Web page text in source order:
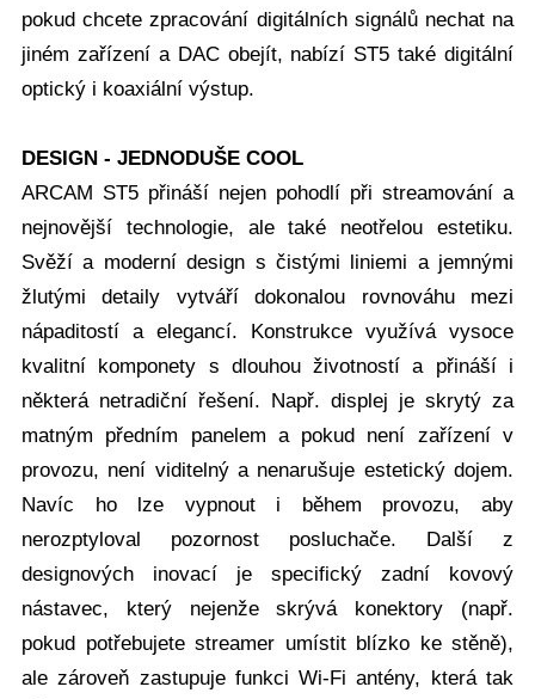
pokud chcete zpracování digitálních signálů nechat na
jiném zařízení a DAC obejít, nabízí ST5 také digitální
optický i koaxiální výstup.
DESIGN - JEDNODUŠE COOL
ARCAM ST5 přináší nejen pohodlí při streamování a
nejnovější technologie, ale také neotřelou estetiku.
Svěží a moderní design s čistými liniemi a jemnými
žlutými detaily vytváří dokonalou rovnováhu mezi
nápaditostí a elegancí. Konstrukce využívá vysoce
kvalitní komponety s dlouhou životností a přináší i
některá netradiční řešení. Např. displej je skrytý za
matným předním panelem a pokud není zařízení v
provozu, není viditelný a nenarušuje estetický dojem.
Navíc ho lze vypnout i během provozu, aby
nerozptyloval pozornost posluchače. Další z
designových inovací je specifický zadní kovový
nástavec, který nejenže skrývá konektory (např.
pokud potřebujete streamer umístit blízko ke stěně),
ale zároveň zastupuje funkci Wi-Fi antény, která tak